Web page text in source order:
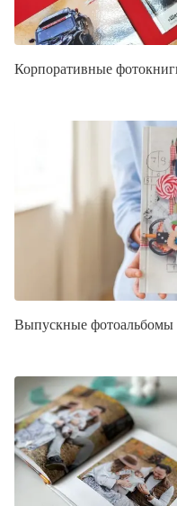
Корпоративные
Выпускные фотоальбомы